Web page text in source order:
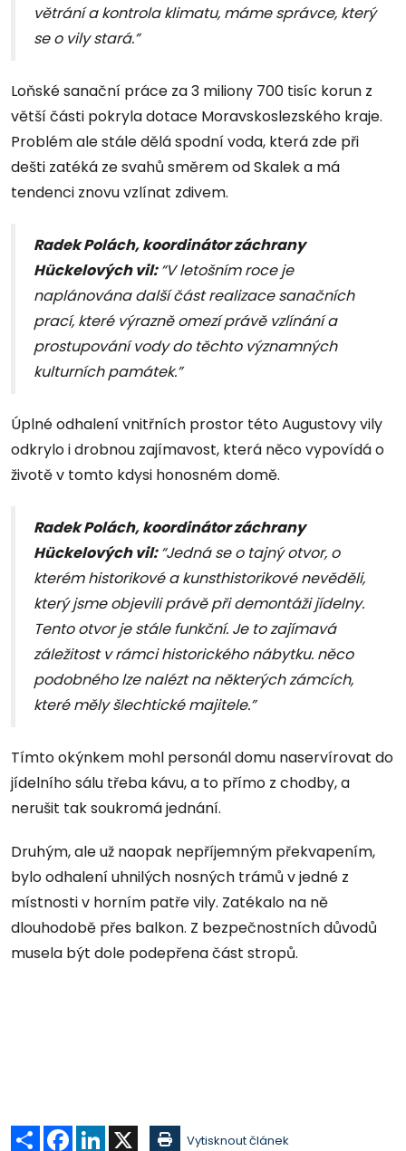
větrání a kontrola klimatu, máme správce, který
se o vily stará.”
Loňské sanační práce za 3 miliony 700 tisíc korun z
větší části pokryla dotace Moravskoslezského kraje.
Problém ale stále dělá spodní voda, která zde při
dešti zatéká ze svahů směrem od Skalek a má
tendenci znovu vzlínat zdivem.
Radek Polách, koordinátor záchrany
Hückelových vil:“V letošním roce je
naplánována další část realizace sanačních
prací, které výrazně omezí právě vzlínání a
prostupování vody do těchto významných
kulturních památek.”
Úplné odhalení vnitřních prostor této Augustovy vily
odkrylo i drobnou zajímavost, která něco vypovídá o
životě v tomto kdysi honosném domě.
Radek Polách, koordinátor záchrany
Hückelových vil:“Jedná se o tajný otvor, o
kterém historikové a kunsthistorikové nevěděli,
který jsme objevili právě při demontáži jídelny.
Tento otvor je stále funkční. Je to zajímavá
záležitost v rámci historického nábytku. něco
podobného lze nalézt na některých zámcích,
které měly šlechtické majitele.”
Tímto okýnkem mohl personál domu naservírovat do
jídelního sálu třeba kávu, a to přímo z chodby, a
nerušit tak soukromá jednání.
Druhým, ale už naopak nepříjemným překvapením,
bylo odhalení uhnilých nosných trámů v jedné z
místnosti v horním patře vily. Zatékalo na ně
dlouhodobě přes balkon. Z bezpečnostních důvodů
musela být dole podepřena část stropů.
Sdílet Facebook
LinkedIn Vytisknout článek